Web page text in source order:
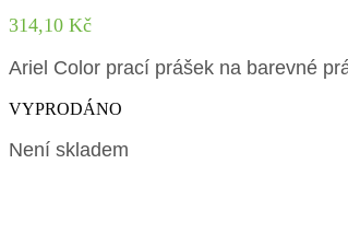
314,10 Kč
Ariel Color prací prášek na barevné
VYPRODÁNO
Není skladem